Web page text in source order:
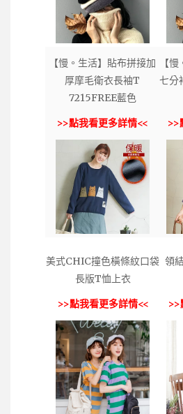
【慢。生活】貼布拼接加
厚摩毛衛衣長袖T
7215FREE藍色
>>點我看更多詳情<<
【
七分
>>
美式CHIC撞色橫條紋口袋
長版T恤上衣
>>點我看更多詳情<<
領
>>